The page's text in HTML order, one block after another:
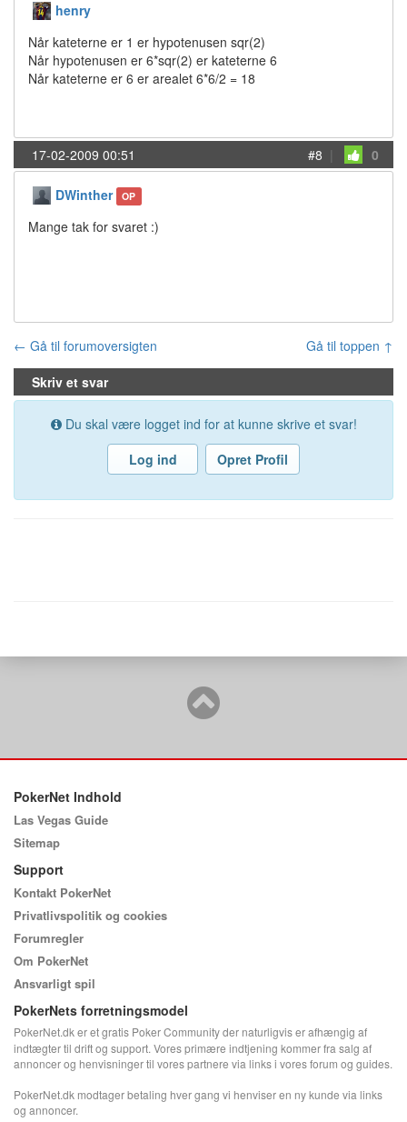
henry
Når kateterne er 1 er hypotenusen sqr(2)
Når hypotenusen er 6*sqr(2) er kateterne 6
Når kateterne er 6 er arealet 6*6/2 = 18
17-02-2009 00:51 #8 | 0
DWinther OP
Mange tak for svaret :)
← Gå til forumoversigten
Gå til toppen ↑
Skriv et svar
Du skal være logget ind for at kunne skrive et svar!
Log ind
Opret Profil
PokerNet Indhold
Las Vegas Guide
Sitemap
Support
Kontakt PokerNet
Privatlivspolitik og cookies
Forumregler
Om PokerNet
Ansvarligt spil
PokerNets forretningsmodel
PokerNet.dk er et gratis Poker Community der naturligvis er afhængig af
indtægter til drift og support. Vores primære indtjening kommer fra salg af
annoncer og henvisninger til vores partnere via links i vores forum og guides.
PokerNet.dk modtager betaling hver gang vi henviser en ny kunde via links
og annoncer.